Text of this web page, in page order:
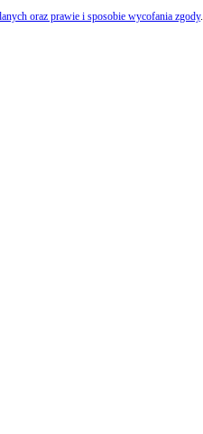
oraz prawie i sposobie wycofania zgody.